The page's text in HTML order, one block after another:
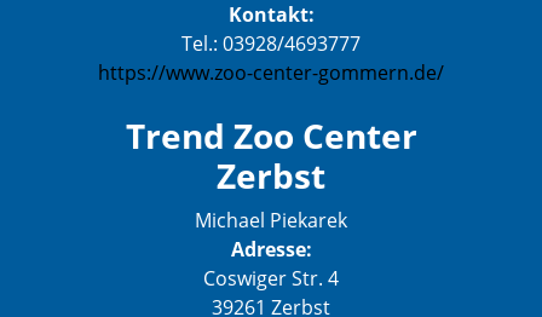
Kontakt:
Tel.: 03928/4693777
https://www.zoo-center-gommern.de/
Trend Zoo Center
Zerbst
Michael Piekarek
Adresse:
Coswiger Str. 4
39261 Zerbst